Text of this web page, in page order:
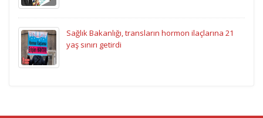
Sağlık Bakanlığı, transların hormon ilaçlarına 21
yaş sınırı getirdi